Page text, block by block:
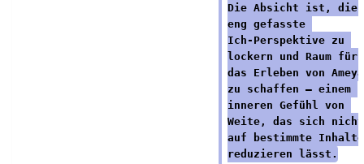
Die Absicht ist, die
eng gefasste
Ich‑Perspektive zu
lockern und Raum für
das Erleben von
zu schaffen — einem
inneren Gefühl von
Weite, das sich
auf bestimmte
reduzieren lässt.